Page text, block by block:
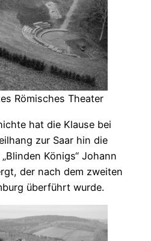
Römisches Theater
hat die Klause bei
zur Saar hin die
Königs“ Johann
der nach dem zweiten
überführt wurde.